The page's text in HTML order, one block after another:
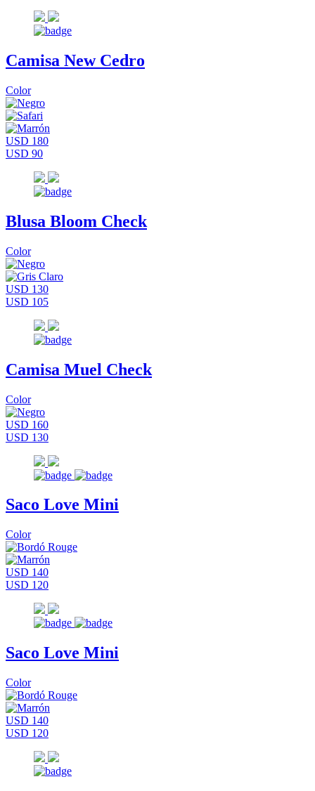
Camisa New Cedro
Color
USD 180
USD 90
Blusa Bloom Check
Color
USD 130
USD 105
Camisa Muel Check
Color
USD 160
USD 130
Saco Love Mini
Color
USD 140
USD 120
Saco Love Mini
Color
USD 140
USD 120